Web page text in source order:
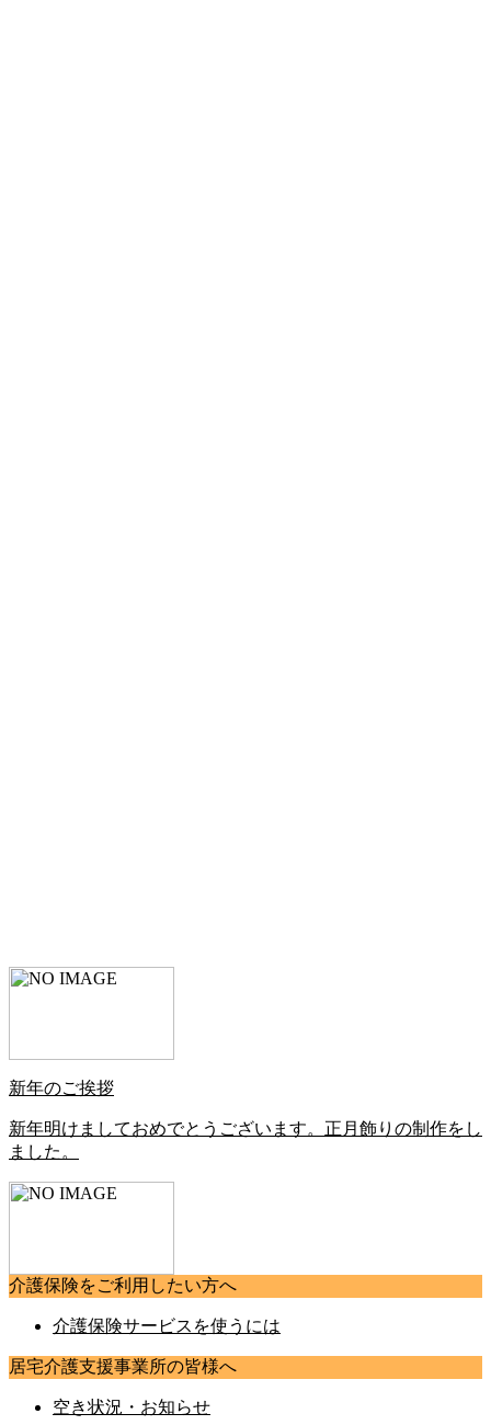
新年のご挨拶
新年明けましておめでとうございます。正月飾りの制作をし
ました。
介護保険をご利用したい方へ
介護保険サービスを使うには
居宅介護支援事業所の皆様へ
空き状況・お知らせ